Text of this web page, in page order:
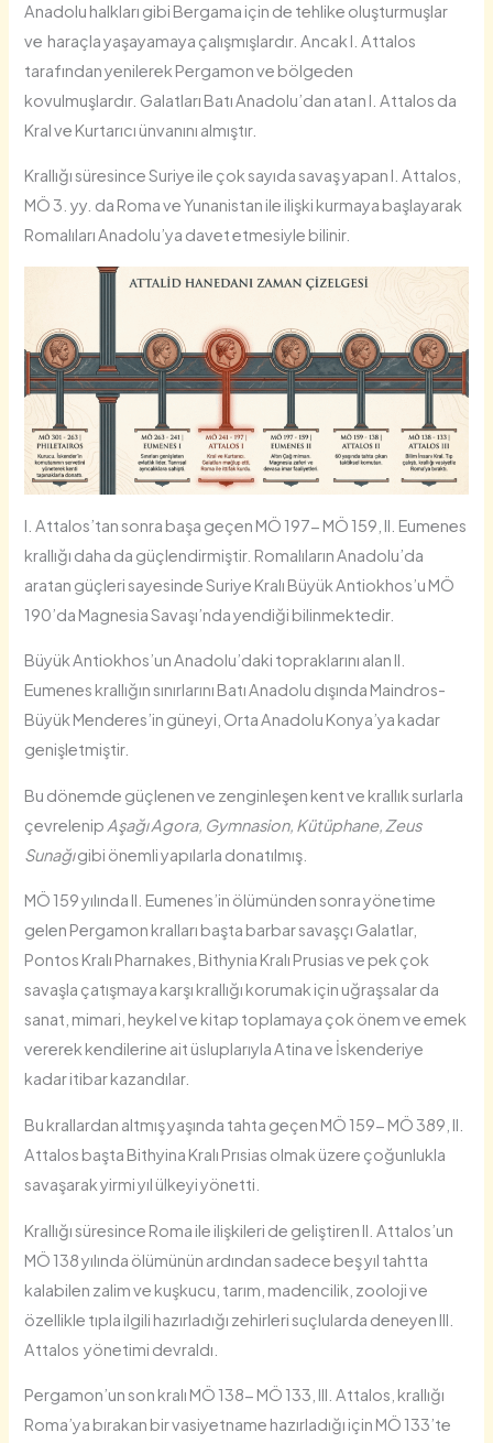
Anadolu halkları gibi Bergama için de tehlike oluşturmuşlar
ve haraçla yaşayamaya çalışmışlardır. Ancak I. Attalos
tarafından yenilerek Pergamon ve bölgeden
kovulmuşlardır. Galatları Batı Anadolu’dan atan I. Attalos da
Kral ve Kurtarıcı ünvanını almıştır.
Krallığı süresince Suriye ile çok sayıda savaş yapan I. Attalos,
MÖ 3. yy. da Roma ve Yunanistan ile ilişki kurmaya başlayarak
Romalıları Anadolu’ya davet etmesiyle bilinir.
I. Attalos’tan sonra başa geçen MÖ 197- MÖ 159, II. Eumenes
krallığı daha da güçlendirmiştir. Romalıların Anadolu’da
aratan güçleri sayesinde Suriye Kralı Büyük Antiokhos’u MÖ
190’da Magnesia Savaşı’nda yendiği bilinmektedir.
Büyük Antiokhos’un Anadolu’daki topraklarını alan II.
Eumenes krallığın sınırlarını Batı Anadolu dışında Maindros-
Büyük Menderes’in güneyi, Orta Anadolu Konya’ya kadar
genişletmiştir.
Bu dönemde güçlenen ve zenginleşen kent ve krallık surlarla
çevrelenip Aşağı Agora, Gymnasion, Kütüphane, Zeus
Sunağıgibi önemli yapılarla donatılmış.
MÖ 159 yılında II. Eumenes’in ölümünden sonra yönetime
gelen Pergamon kralları başta barbar savaşçı Galatlar,
Pontos Kralı Pharnakes, Bithynia Kralı Prusias ve pek çok
savaşla çatışmaya karşı krallığı korumak için uğraşsalar da
sanat, mimari, heykel ve kitap toplamaya çok önem ve emek
vererek kendilerine ait üsluplarıyla Atina ve İskenderiye
kadar itibar kazandılar.
Bu krallardan altmış yaşında tahta geçen MÖ 159- MÖ 389, II.
Attalos başta Bithyina Kralı Prısias olmak üzere çoğunlukla
savaşarak yirmi yıl ülkeyi yönetti.
Krallığı süresince Roma ile ilişkileri de geliştiren II. Attalos’un
MÖ 138 yılında ölümünün ardından sadece beş yıl tahtta
kalabilen zalim ve kuşkucu, tarım, madencilik, zooloji ve
özellikle tıpla ilgili hazırladığı zehirleri suçlularda deneyen III.
Attalos yönetimi devraldı.
Pergamon’un son kralı MÖ 138- MÖ 133, III. Attalos, krallığı
Roma’ya bırakan bir vasiyetname hazırladığı için MÖ 133’te